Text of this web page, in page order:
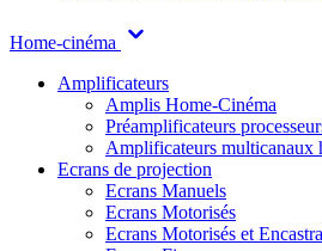
Home-cinéma
Amplificateurs
Amplis Home-Cinéma
Préamplificateurs
Amplificateurs multicanaux
Ecrans de projection
Ecrans Manuels
Ecrans Motorisés
Ecrans Motorisés et